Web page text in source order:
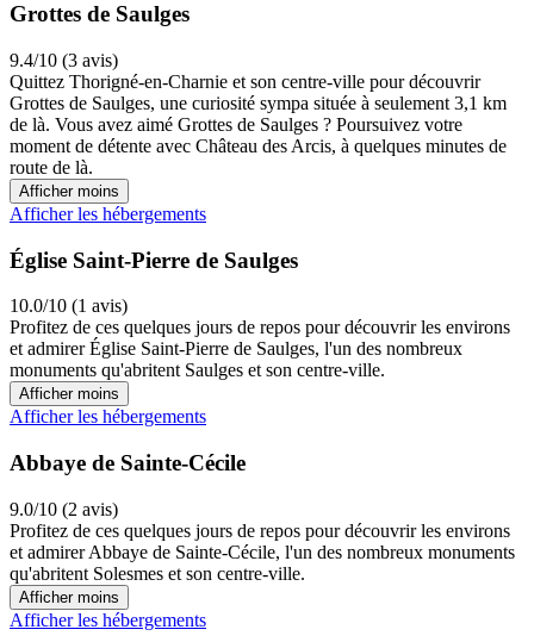
Grottes de Saulges
9.4/10 (3 avis)
Quittez Thorigné-en-Charnie et son centre-ville pour découvrir
Grottes de Saulges, une curiosité sympa située à seulement 3,1 km
de là. Vous avez aimé Grottes de Saulges ? Poursuivez votre
moment de détente avec Château des Arcis, à quelques minutes de
route de là.
Afficher moins
Afficher les hébergements
Église Saint-Pierre de Saulges
10.0/10 (1 avis)
Profitez de ces quelques jours de repos pour découvrir les environs
et admirer Église Saint-Pierre de Saulges, l'un des nombreux
monuments qu'abritent Saulges et son centre-ville.
Afficher moins
Afficher les hébergements
Abbaye de Sainte-Cécile
9.0/10 (2 avis)
Profitez de ces quelques jours de repos pour découvrir les environs
et admirer Abbaye de Sainte-Cécile, l'un des nombreux monuments
qu'abritent Solesmes et son centre-ville.
Afficher moins
Afficher les hébergements